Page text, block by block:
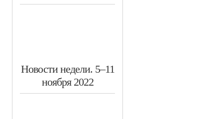
​Новости недели. 5–11
ноября 2022